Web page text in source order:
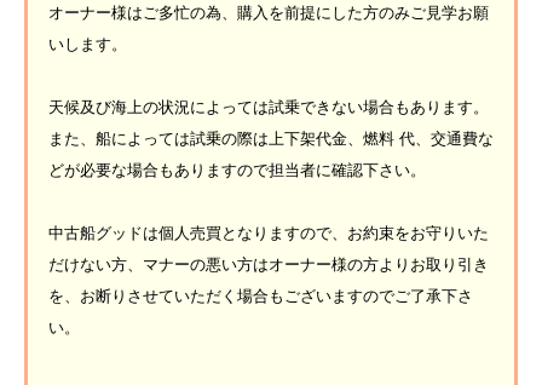
オーナー様はご多忙の為、購入を前提にした方のみご見学お願
いします。
天候及び海上の状況によっては試乗できない場合もあります。
また、船によっては試乗の際は上下架代金、燃料 代、交通費な
どが必要な場合もありますので担当者に確認下さい。
中古船グッドは個人売買となりますので、お約束をお守りいた
だけない方、マナーの悪い方はオーナー様の方よりお取り引き
を、お断りさせていただく場合もございますのでご了承下さ
い。